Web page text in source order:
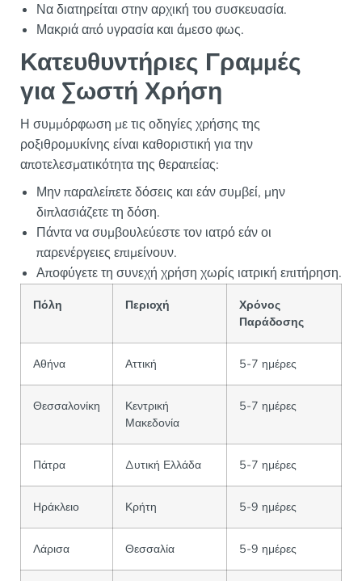
Να διατηρείται στην αρχική του συσκευασία.
Μακριά από υγρασία και άμεσο φως.
Κατευθυντήριες Γραμμές
για Σωστή Χρήση
Η συμμόρφωση με τις οδηγίες χρήσης της
ροξιθρομυκίνης είναι καθοριστική για την
αποτελεσματικότητα της θεραπείας:
Μην παραλείπετε δόσεις και εάν συμβεί, μην
διπλασιάζετε τη δόση.
Πάντα να συμβουλεύεστε τον ιατρό εάν οι
παρενέργειες επιμείνουν.
Αποφύγετε τη συνεχή χρήση χωρίς ιατρική επιτήρηση.
Πόλη Περιοχή
Χρόνος
Παράδοσης
Αθήνα Αττική 5-7 ημέρες
Θεσσαλονίκη
Κεντρική
Μακεδονία
5-7 ημέρες
Πάτρα Δυτική Ελλάδα 5-7 ημέρες
Ηράκλειο Κρήτη 5-9 ημέρες
Λάρισα Θεσσαλία 5-9 ημέρες